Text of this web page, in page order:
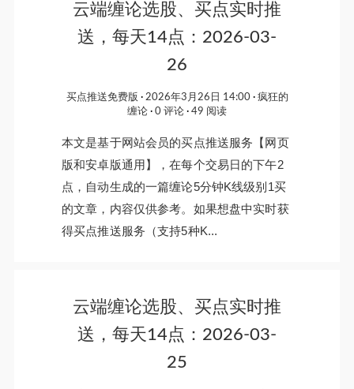
云端缠论选股、买点实时推
送，每天14点：2026-03-
26
买点推送免费版 2026年3月26日 14:00
疯狂的
缠论
0 评论 49 阅读
本文是基于网站会员的买点推送服务【网页
版和安卓版通用】，在每个交易日的下午2
点，自动生成的一篇缠论5分钟K线级别1买
的文章，内容仅供参考。如果想盘中实时获
得买点推送服务（支持5种K...
云端缠论选股、买点实时推
送，每天14点：2026-03-
25